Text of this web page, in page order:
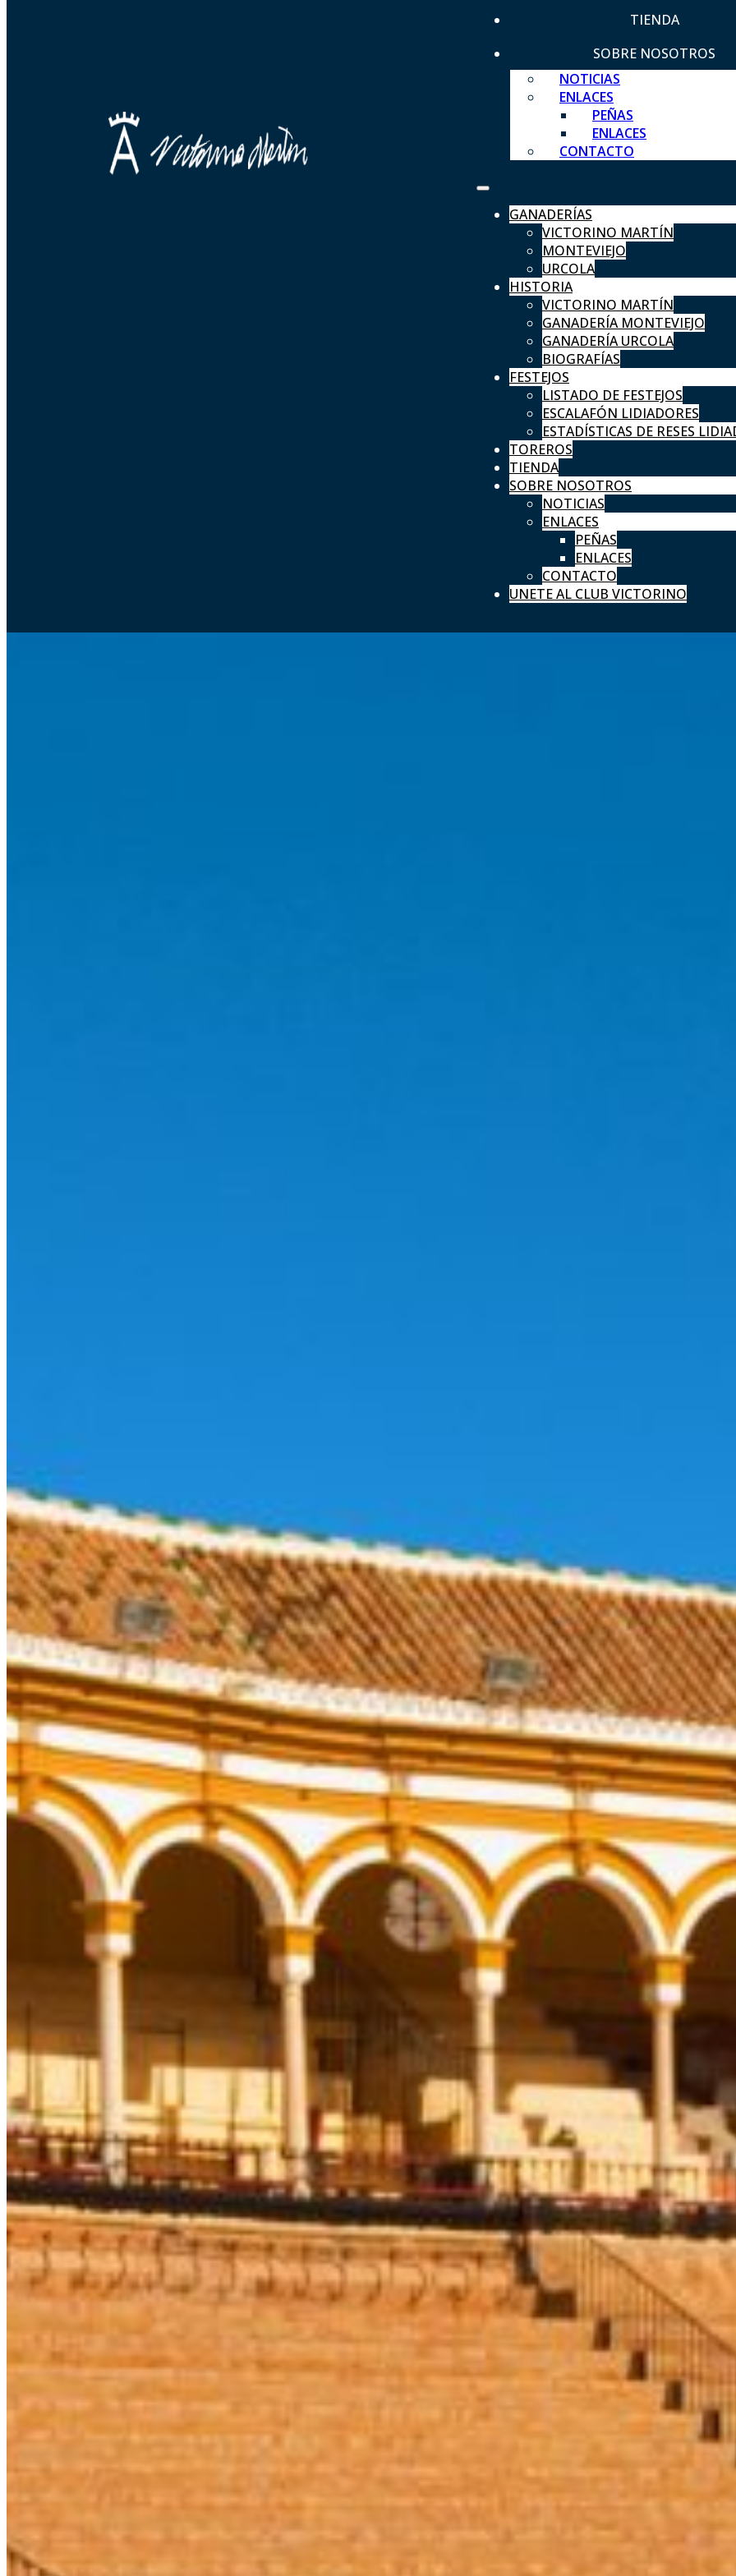
TIENDA
SOBRE NOSOTROS
NOTICIAS
ENLACES
PEÑAS
ENLACES
CONTACTO
GANADERÍAS
VICTORINO MARTÍN
MONTEVIEJO
URCOLA
HISTORIA
VICTORINO MARTÍN
GANADERÍA MONTEVIEJO
GANADERÍA URCOLA
BIOGRAFÍAS
FESTEJOS
LISTADO DE FESTEJOS
ESCALAFÓN LIDIADORES
ESTADÍSTICAS DE RESES
TOREROS
TIENDA
SOBRE NOSOTROS
NOTICIAS
ENLACES
PEÑAS
ENLACES
CONTACTO
UNETE AL CLUB VICTORINO